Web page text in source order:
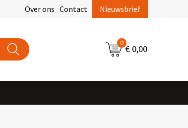
Over ons Contact Nieuwsbrief
0
€ 0,00